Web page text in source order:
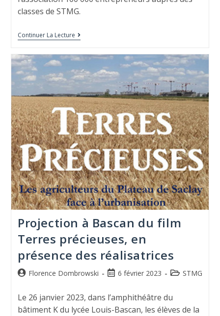
classes de STMG.
Continuer La Lecture
Projection à Bascan du film
Terres précieuses, en
présence des réalisatrices
Florence Dombrowski 6 février 2023 STMG
Le 26 janvier 2023, dans l’amphithéâtre du
bâtiment K du lycée Louis-Bascan, les élèves de la